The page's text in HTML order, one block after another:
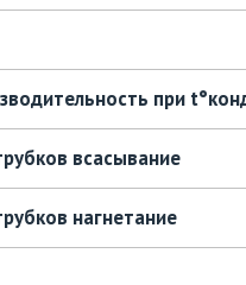
при
всасывание
нагнетание